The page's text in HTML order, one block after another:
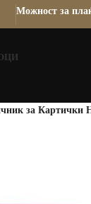
за Картички
Можност за